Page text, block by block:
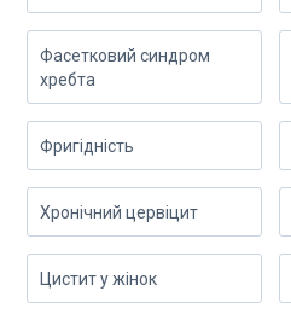
Фасетковий синдром
хребта
Фригідність
Хронічний цервіцит
Цистит у жінок